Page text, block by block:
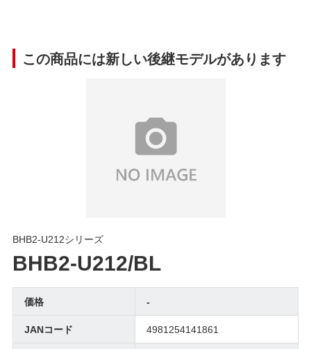
この商品には新しい後継モデルがあります
BHB2-U212シリーズ
BHB2-U212/BL
価格
-
JANコード
4981254141861